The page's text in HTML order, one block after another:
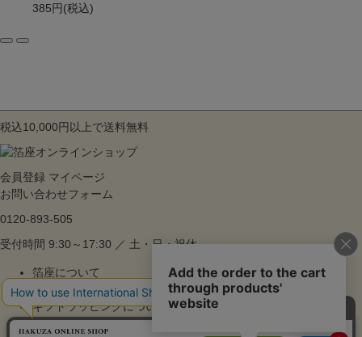
385円 (税込)
税込10,000円以上で送料無料
会員登録 マイページ
お問い合わせフォーム
0120-893-505
受付時間 9:30～17:30 ／ 土・日・祝休
箔座について
ご利用ガイド
ギフトラッピングについて
よくあるご質問